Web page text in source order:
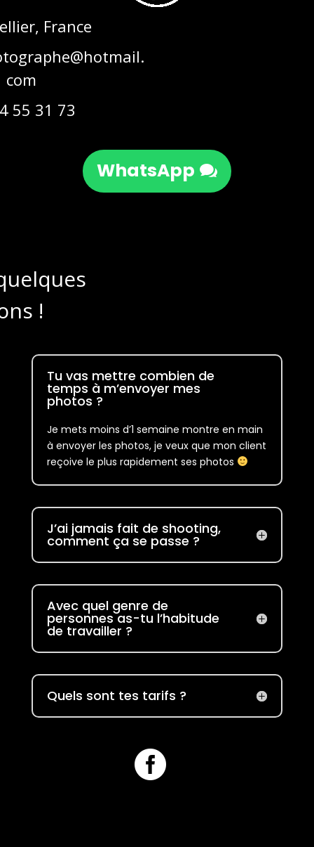
France
com
55 31 73
WhatsApp
!
Tu vas mettre combien de
temps à m’envoyer mes
photos ?
Je mets moins d’1 semaine montre en main
à envoyer les photos, je veux que mon client
reçoive le plus rapidement ses photos
J’ai jamais fait de shooting,
comment ça se passe ?
Avec quel genre de
personnes as-tu l’habitude
de travailler ?
Quels sont tes tarifs ?
